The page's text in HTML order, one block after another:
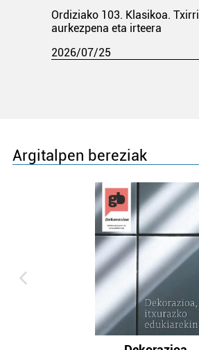
Ordiziako 103. Klasikoa.
aurkezpena eta irteera
2026/07/25
Argitalpen bereziak